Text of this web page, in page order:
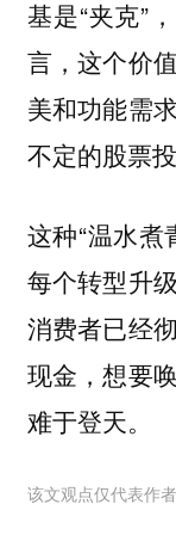
基是“夹克”
言，这个价
美和功能需
不定的股票投
这种“温水煮
每个转型升
消费者已经
现金，想要
难于登天。
该文观点仅代表作